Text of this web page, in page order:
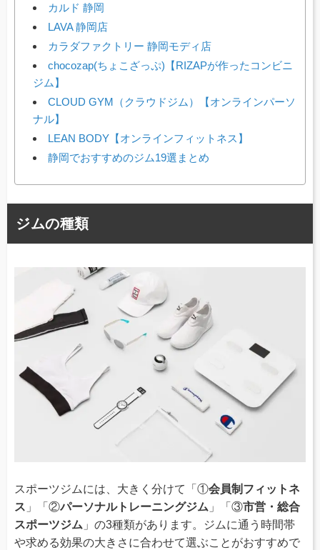
カルド 静岡
LAVA 静岡店
カラダファクトリー 静岡モディ店
chocozap(ちょこざっぷ)【RIZAPが作ったコンビニ
ジム】
CLOUD GYM（クラウドジム）【オンラインパーソ
ナル】
LEAN BODY【オンラインフィットネス】
静岡でおすすめのジム19選まとめ
ジムの種類
スポーツジムには、大きく分けて「①会員制フィットネ
ス 」「②パーソナルトレーニングジム 」「③市営・総合
スポーツジム 」の3種類があります。ジムに通う時間帯
や求める効果の大きさに合わせて選ぶことがおすすめで